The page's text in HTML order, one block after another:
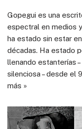
Gopegui es una
espectral en medios
ha estado sin estar
décadas. Ha estado
llenando estanterías
silenciosa – desde el
más »